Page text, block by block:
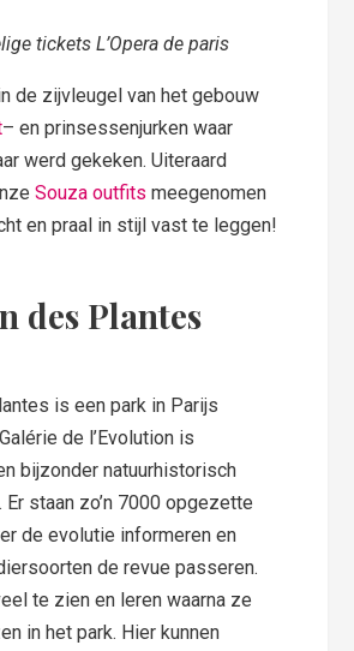
tickets L’Opera de paris
de zijvleugel van het gebouw
– en prinsessenjurken waar
werd gekeken. Uiteraard
Souza outfits meegenomen
en praal in stijl vast te leggen!
des Plantes
is een park in Parijs
de l’Evolution is
bijzonder natuurhistorisch
Er staan zo’n 7000 opgezette
de evolutie informeren en
de revue passeren.
te zien en leren waarna ze
in het park. Hier kunnen